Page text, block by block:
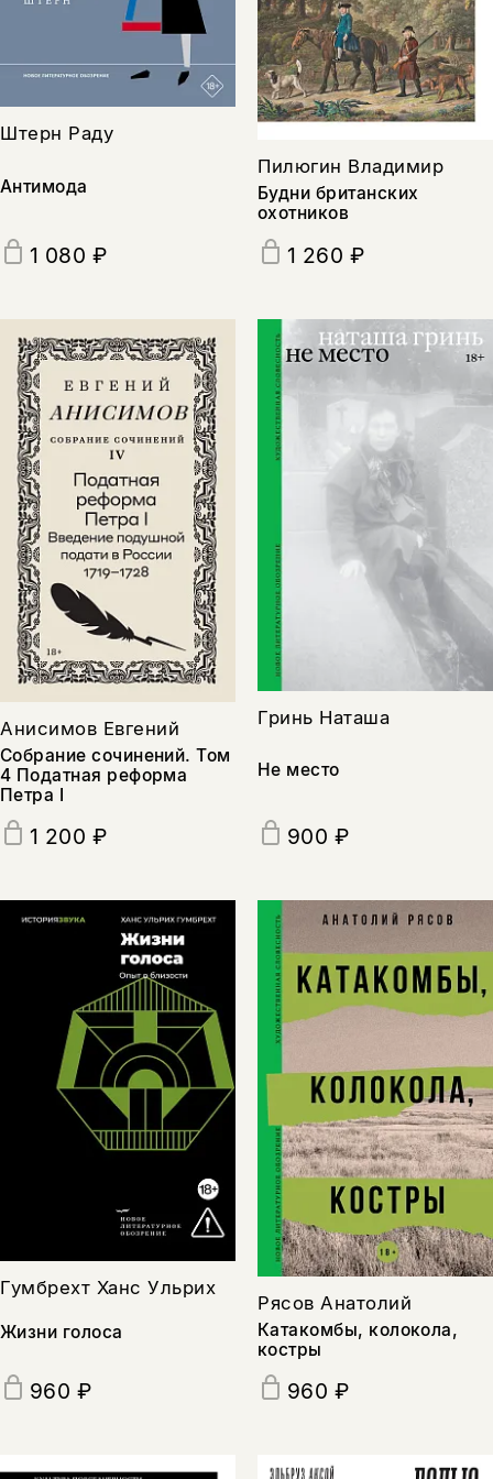
Штерн Раду
Антимода
1 080 ₽
Пилюгин Владимир
Будни британских
охотников
1 260 ₽
Анисимов Евгений
Собрание сочинений. Том
4 Податная реформа
Петра I
1 200 ₽
Гринь Наташа
Не место
900 ₽
Гумбрехт Ханс Ульрих
Жизни голоса
960 ₽
Рясов Анатолий
Катакомбы, колокола,
костры
960 ₽